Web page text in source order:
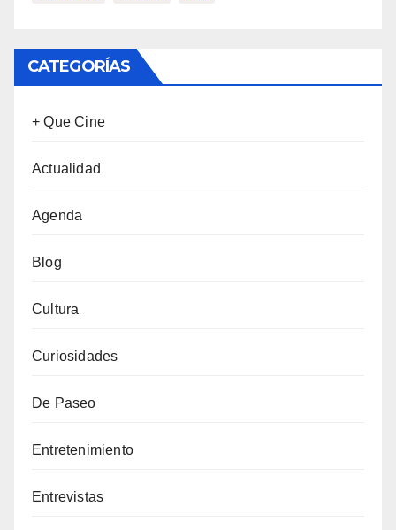
CATEGORÍAS
+ Que Cine
Actualidad
Agenda
Blog
Cultura
Curiosidades
De Paseo
Entretenimiento
Entrevistas